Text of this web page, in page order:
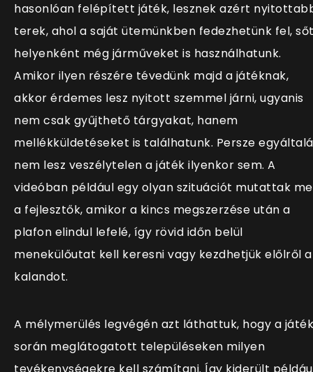
hasonlóan felépített játék, lesznek azért
terek, ahol a saját ütemünkben fedezhetünk fel,
helyenként még járműveket is használhatunk.
Amikor ilyen részére tévedünk majd a játéknak,
akkor érdemes lesz nyitott szemmel járni, ugyanis
nem csak gyűjthető tárgyakat, hanem
mellékküldetéseket is találhatunk. Persze
nem lesz veszélytelen a játék ilyenkor sem. A
videóban például egy olyan szituációt mutattak
a fejlesztők, amikor a kincs megszerzése után a
plafon elindul lefelé, így rövid időn belül
menekülőutat kell keresni vagy kezdhetjük előlről a
kalandot.
A mélymerülés legvégén azt láthattuk, hogy a játék
során meglátogatott településeken milyen